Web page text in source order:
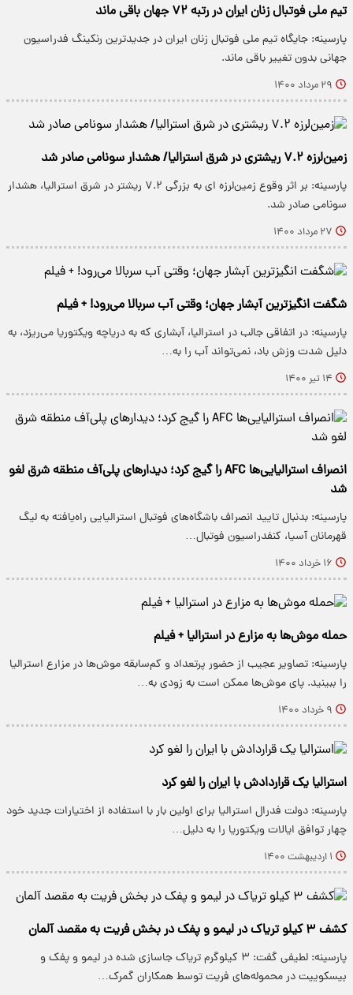
تیم ملی فوتبال زنان ایران در رتبه ۷۲ جهان باقی ماند
پارسینه: جایگاه تیم ملی فوتبال زنان ایران در جدیدترین رنکینگ فدراسیون
جهانی بدون تغییر باقی ماند.
۲۹ مرداد ۱۴۰۰
زمین‌لرزه ۷.۲ ریشتری در شرق استرالیا/ هشدار سونامی صادر شد
پارسینه: بر اثر وقوع زمین‌لرزه ای به بزرگی ۷.۲ ریشتر در شرق استرالیا، هشدار
سونامی صادر شد.
۲۷ مرداد ۱۴۰۰
شگفت‌ انگیزترین آبشار جهان؛ وقتی آب سربالا می‌رود! + فیلم
پارسینه: در اتفاقی جالب در استرالیا، آبشاری که به دریاچه ویکتوریا می‌ریزد، به
دلیل شدت وزش باد، نمی‌تواند آب را به…
۱۴ تیر ۱۴۰۰
انصراف استرالیایی‌ها AFC را گیج کرد؛ دیدارهای پلی‌آف منطقه شرق لغو
شد
پارسینه: بدنبال تایید انصراف باشگاه‌های فوتبال استرالیایی راه‌یافته به لیگ
قهرمانان آسیا، کنفدراسیون فوتبال…
۱۶ خرداد ۱۴۰۰
حمله موش‌ها به مزارع در استرالیا + فیلم
پارسینه: تصاویر عجیب از حضور پرتعداد و کم‌سابقه موش‌ها در مزارع استرالیا
را ببینید. پای موش‌ها ممکن است به زودی به…
۹ خرداد ۱۴۰۰
استرالیا یک قراردادش با ایران را لغو کرد
پارسینه: دولت فدرال استرالیا برای اولین بار با استفاده از اختیارات جدید خود
چهار توافق ایالات ویکتوریا را به دلیل…
۱ اردیبهشت ۱۴۰۰
کشف ۳ کیلو تریاک در لیمو و پفک در بخش فریت به مقصد آلمان
پارسینه: لطیفی گفت: ۳ کیلوگرم تریاک جاسازی شده در لیمو و پفک و
بیسکوییت در محموله‌های فریت توسط همکاران گمرک…